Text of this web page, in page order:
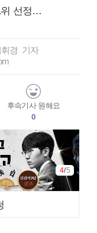
위 선정…
경 기자
후속기사 원해요
0
4/5